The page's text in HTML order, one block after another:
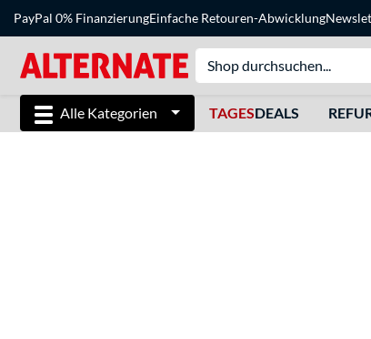
PayPal 0% FinanzierungEinfache Retouren-Abwicklung
Alle Kategorien TAGESDEALS